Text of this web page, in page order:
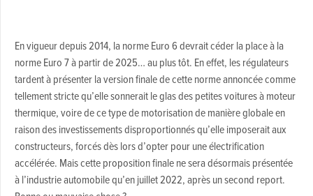
En vigueur depuis 2014, la norme Euro 6 devrait céder la place à la
norme Euro 7 à partir de 2025… au plus tôt. En effet, les régulateurs
tardent à présenter la version finale de cette norme annoncée comme
tellement stricte qu’elle sonnerait le glas des petites voitures à moteur
thermique, voire de ce type de motorisation de manière globale en
raison des investissements disproportionnés qu’elle imposerait aux
constructeurs, forcés dès lors d’opter pour une électrification
accélérée. Mais cette proposition finale ne sera désormais présentée
à l’industrie automobile qu’en juillet 2022, après un second report.